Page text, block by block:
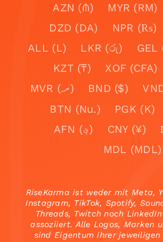
AZN (₼)
MYR (RM)
DZD (DA)
NPR (₨)
ALL (L)
LKR (රු) GEL
KZT (₸)
XOF (CFA)
MVR (.ރ)
BND ($)
BTN (Nu.)
PGK (K)
AFN (؋)
CNY (¥)
MDL (MDL)
RiseKarma ist weder mit Meta,
Instagram, TikTok, Spotify,
Threads, Twitch noch
assoziiert. Alle Logos, Marken
sind Eigentum ihrer